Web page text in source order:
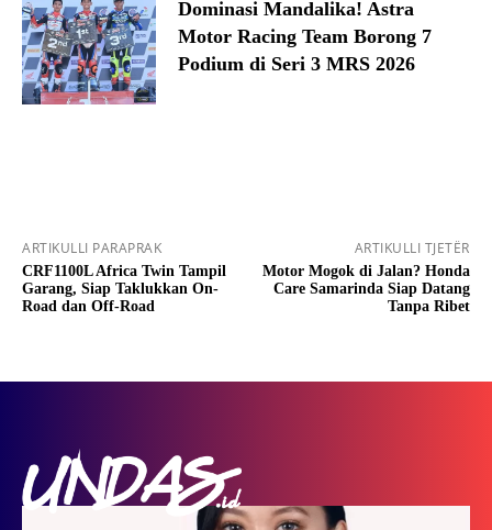
Dominasi Mandalika! Astra
Motor Racing Team Borong 7
Podium di Seri 3 MRS 2026
ARTIKULLI PARAPRAK
CRF1100L Africa Twin Tampil
Garang, Siap Taklukkan On-
Road dan Off-Road
ARTIKULLI TJETËR
Motor Mogok di Jalan? Honda
Care Samarinda Siap Datang
Tanpa Ribet